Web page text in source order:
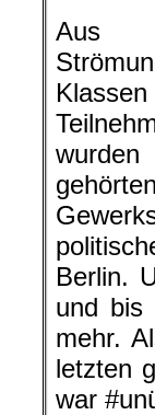
Aus
Berlin.
und bis
mehr.
letzten
war